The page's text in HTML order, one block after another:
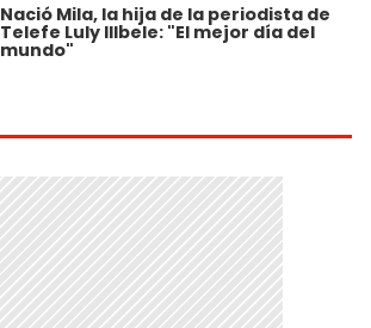
Nació Mila, la hija de la periodista de
Telefe Luly Illbele: "El mejor día del
mundo"